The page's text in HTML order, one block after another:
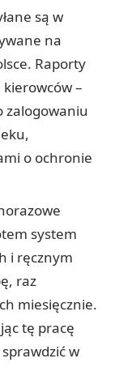
są w
na
Raporty
–
zalogowaniu
o ochronie
system
i ręcznym
raz
miesięcznie.
tę pracę
w